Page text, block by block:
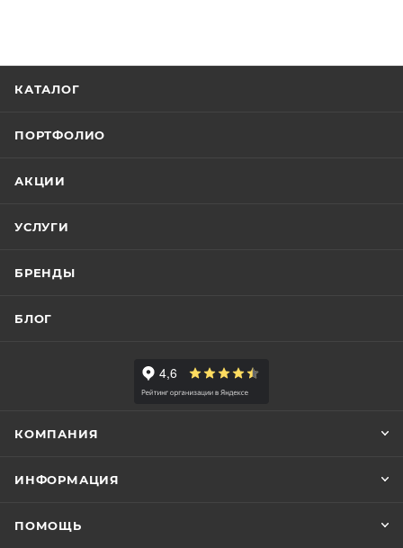
КАТАЛОГ
ПОРТФОЛИО
АКЦИИ
УСЛУГИ
БРЕНДЫ
БЛОГ
КОМПАНИЯ
ИНФОРМАЦИЯ
ПОМОЩЬ